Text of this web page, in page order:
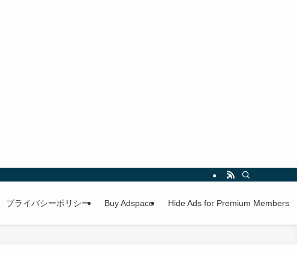
プライバシーポリシー Buy Adspace Hide Ads for Premium Members